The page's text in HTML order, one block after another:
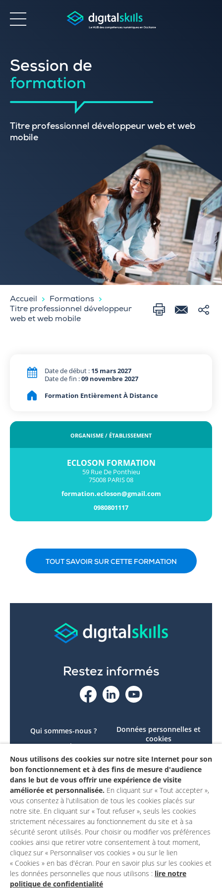
Accessibilité
Session de
formation
Titre professionnel développeur web et web
mobile
Accueil
Formations
Titre professionnel développeur
web et web mobile
Date de début : 15 mars 2027
Date de fin :09 novembre 2027
Formation Entièrement À Distance
ORGANISME / ÉTABLISSEMENT
ECLOSON FORMATION
59 Rue De Ponthieu
75008 PARIS 08
formation.ecloson@gmail.com
0980801117
TOUT SAVOIR SUR CETTE FORMATION
Restez informés
Qui sommes-nous ?
Le projet
Contactez-nous
Mon compte
Données personnelles et
cookies
conforme
Mentions légales
Nous utilisons des cookies sur notre site Internet pour son
bon fonctionnement et à des fins de mesure d'audience
dans le but de vous offrir une expérience de visite
améliorée et personnalisée. En cliquant sur « Tout accepter »,
vous consentez à l'utilisation de tous les cookies placés sur
notre site. En cliquant sur « Tout refuser », seuls les cookies
strictement nécessaires au fonctionnement du site et à sa
sécurité seront utilisés. Pour choisir ou modifier vos préférences
cookies ainsi que retirer votre consentement à tout moment,
cliquez sur « Personnaliser vos cookies » ou sur le lien
« Cookies » en bas d'écran. Pour en savoir plus sur les cookies et
les données personnelles que nous utilisons : lire notre
politique de confidentialité